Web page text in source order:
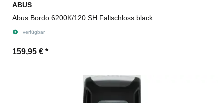
ABUS
Abus Bordo 6200K/120 SH Faltschloss black
verfügbar
159,95 € *